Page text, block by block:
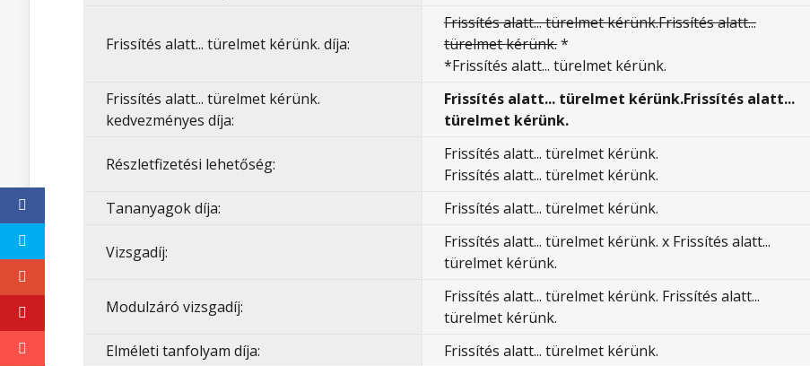
Frissítés alatt... türelmet kérünk. díja:
Frissítés alatt... türelmet kérünk.Frissítés alatt...
türelmet kérünk.*
*Frissítés alatt... türelmet kérünk.
Frissítés alatt... türelmet kérünk.
kedvezményes díja:
Frissítés alatt... türelmet kérünk.Frissítés alatt...
türelmet kérünk.
Részletfizetési lehetőség:
Frissítés alatt... türelmet kérünk.
Frissítés alatt... türelmet kérünk.
Tananyagok díja:
Frissítés alatt... türelmet kérünk.
Vizsgadíj:
Frissítés alatt... türelmet kérünk. x Frissítés alatt...
türelmet kérünk.
Modulzáró vizsgadíj:
Frissítés alatt... türelmet kérünk. Frissítés alatt...
türelmet kérünk.
Elméleti tanfolyam díja:
Frissítés alatt... türelmet kérünk.